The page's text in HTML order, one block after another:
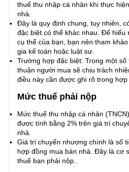
thuế thu nhập cá nhân khi thực
nhà.
Đây là quy định chung, tuy nhiên,
đặc biệt có thể khác nhau. Để
cụ thể của bạn, bạn nên tham
gia kế toán hoặc luật sư.
Trường hợp đặc biệt: Trong một
thuận người mua sẽ chịu trách
điều này cần được ghi rõ trong
Mức thuế phải nộp
Mức thuế thu nhập cá nhân
được tính bằng 2% trên giá trị
nhà.
Giá trị chuyển nhượng chính là số
hợp đồng mua bán nhà. Đây là cơ
thuế bạn phải nộp..